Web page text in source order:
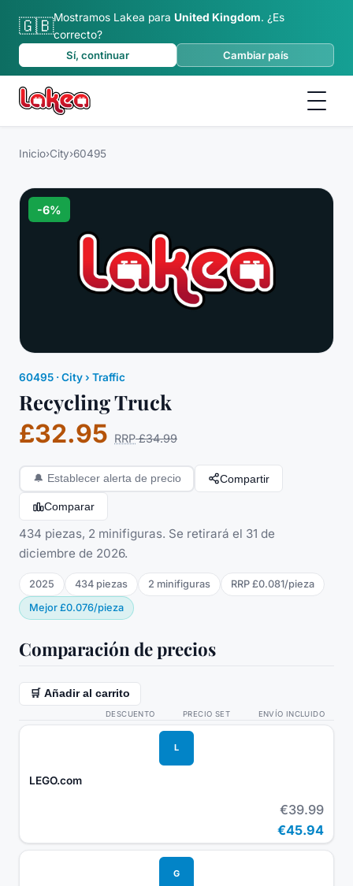
🇬🇧Mostramos Lakea para United Kingdom. ¿Es
correcto?
Sí, continuar
Cambiar país
Inicio›City›60495
-6%
60495 ·City› Traffic
Recycling Truck
£32.95 RRP £34.99
🔔 Establecer alerta de precio Compartir
Comparar
434 piezas, 2 minifiguras. Se retirará el 31 de
diciembre de 2026.
2025 434 piezas 2 minifiguras RRP £0.081/pieza
Mejor £0.076/pieza
Comparación de precios
🛒 Añadir al carrito
DESCUENTO PRECIO SET ENVÍO INCLUIDO
L
LEGO.com
€39.99
€45.94
G